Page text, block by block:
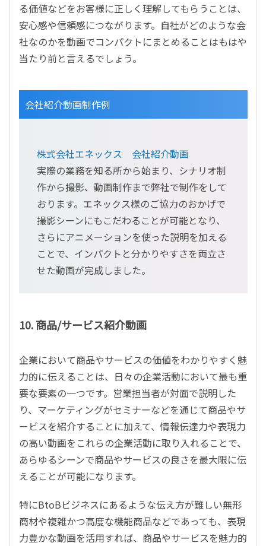
る価値などをお客様に正しく理解してもらうことは、
安心感や信頼感につながります。自社がどのような会
社なのかを動画でコンパクトにまとめることはもはや
当たり前と言えるでしょう。
会社紹介動画制作例
株式会社エネックス 会社紹介動画
実際の業務を知る所から始まり、シナリオ制
作から撮影、動画制作まで弊社で制作をして
おります。エネックス様のご協力のおかげで
撮影シーンにもこだわることが可能となり、
さらにアニメーションを使った説明を加える
ことで、インパクトと分かりやすさを両立さ
せた動画が完成しました。
10. 商品/サービス紹介動画
企業において商品やサービスの価値をわかりやすく魅
力的に伝えることは、日々の企業活動において最も重
要な要素の一つです。営業担当者が対面で説明した
り、マーケティングがセミナーなどを通じて商品やサ
ービスを紹介することに加えて、情報伝達力や表現力
の高い動画をこれらの企業活動に取り入れることで、
あらゆるシーンで商品やサービスの良さを最大限に伝
えることが可能になります。
特にBtoBビジネスにあるような伝え方が難しい無形
商材や複雑かつ高度な機能商品などであっても、表現
力豊かな動画を活用すれば、商品やサービスを魅力的